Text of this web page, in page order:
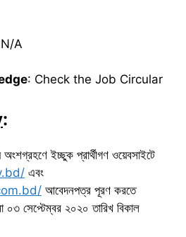
A
: Check the Job Circular
:
অংশগ্রহণে ইচ্ছুক প্রার্থীগণ ওয়েবসাইটে
এবং
আবেদনপত্র পূরণ করতে
০৩ সেপ্টেম্বর ২০২০ তারিখ বিকাল